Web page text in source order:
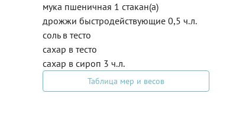
мука пшеничная 1 стакан(а)
дрожжи быстродействующие 0,5 ч.л.
соль в тесто
сахар в тесто
сахар в сироп 3 ч.л.
Таблица мер и весов